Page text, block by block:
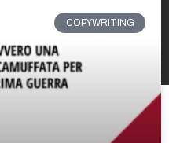
COPYWRITING